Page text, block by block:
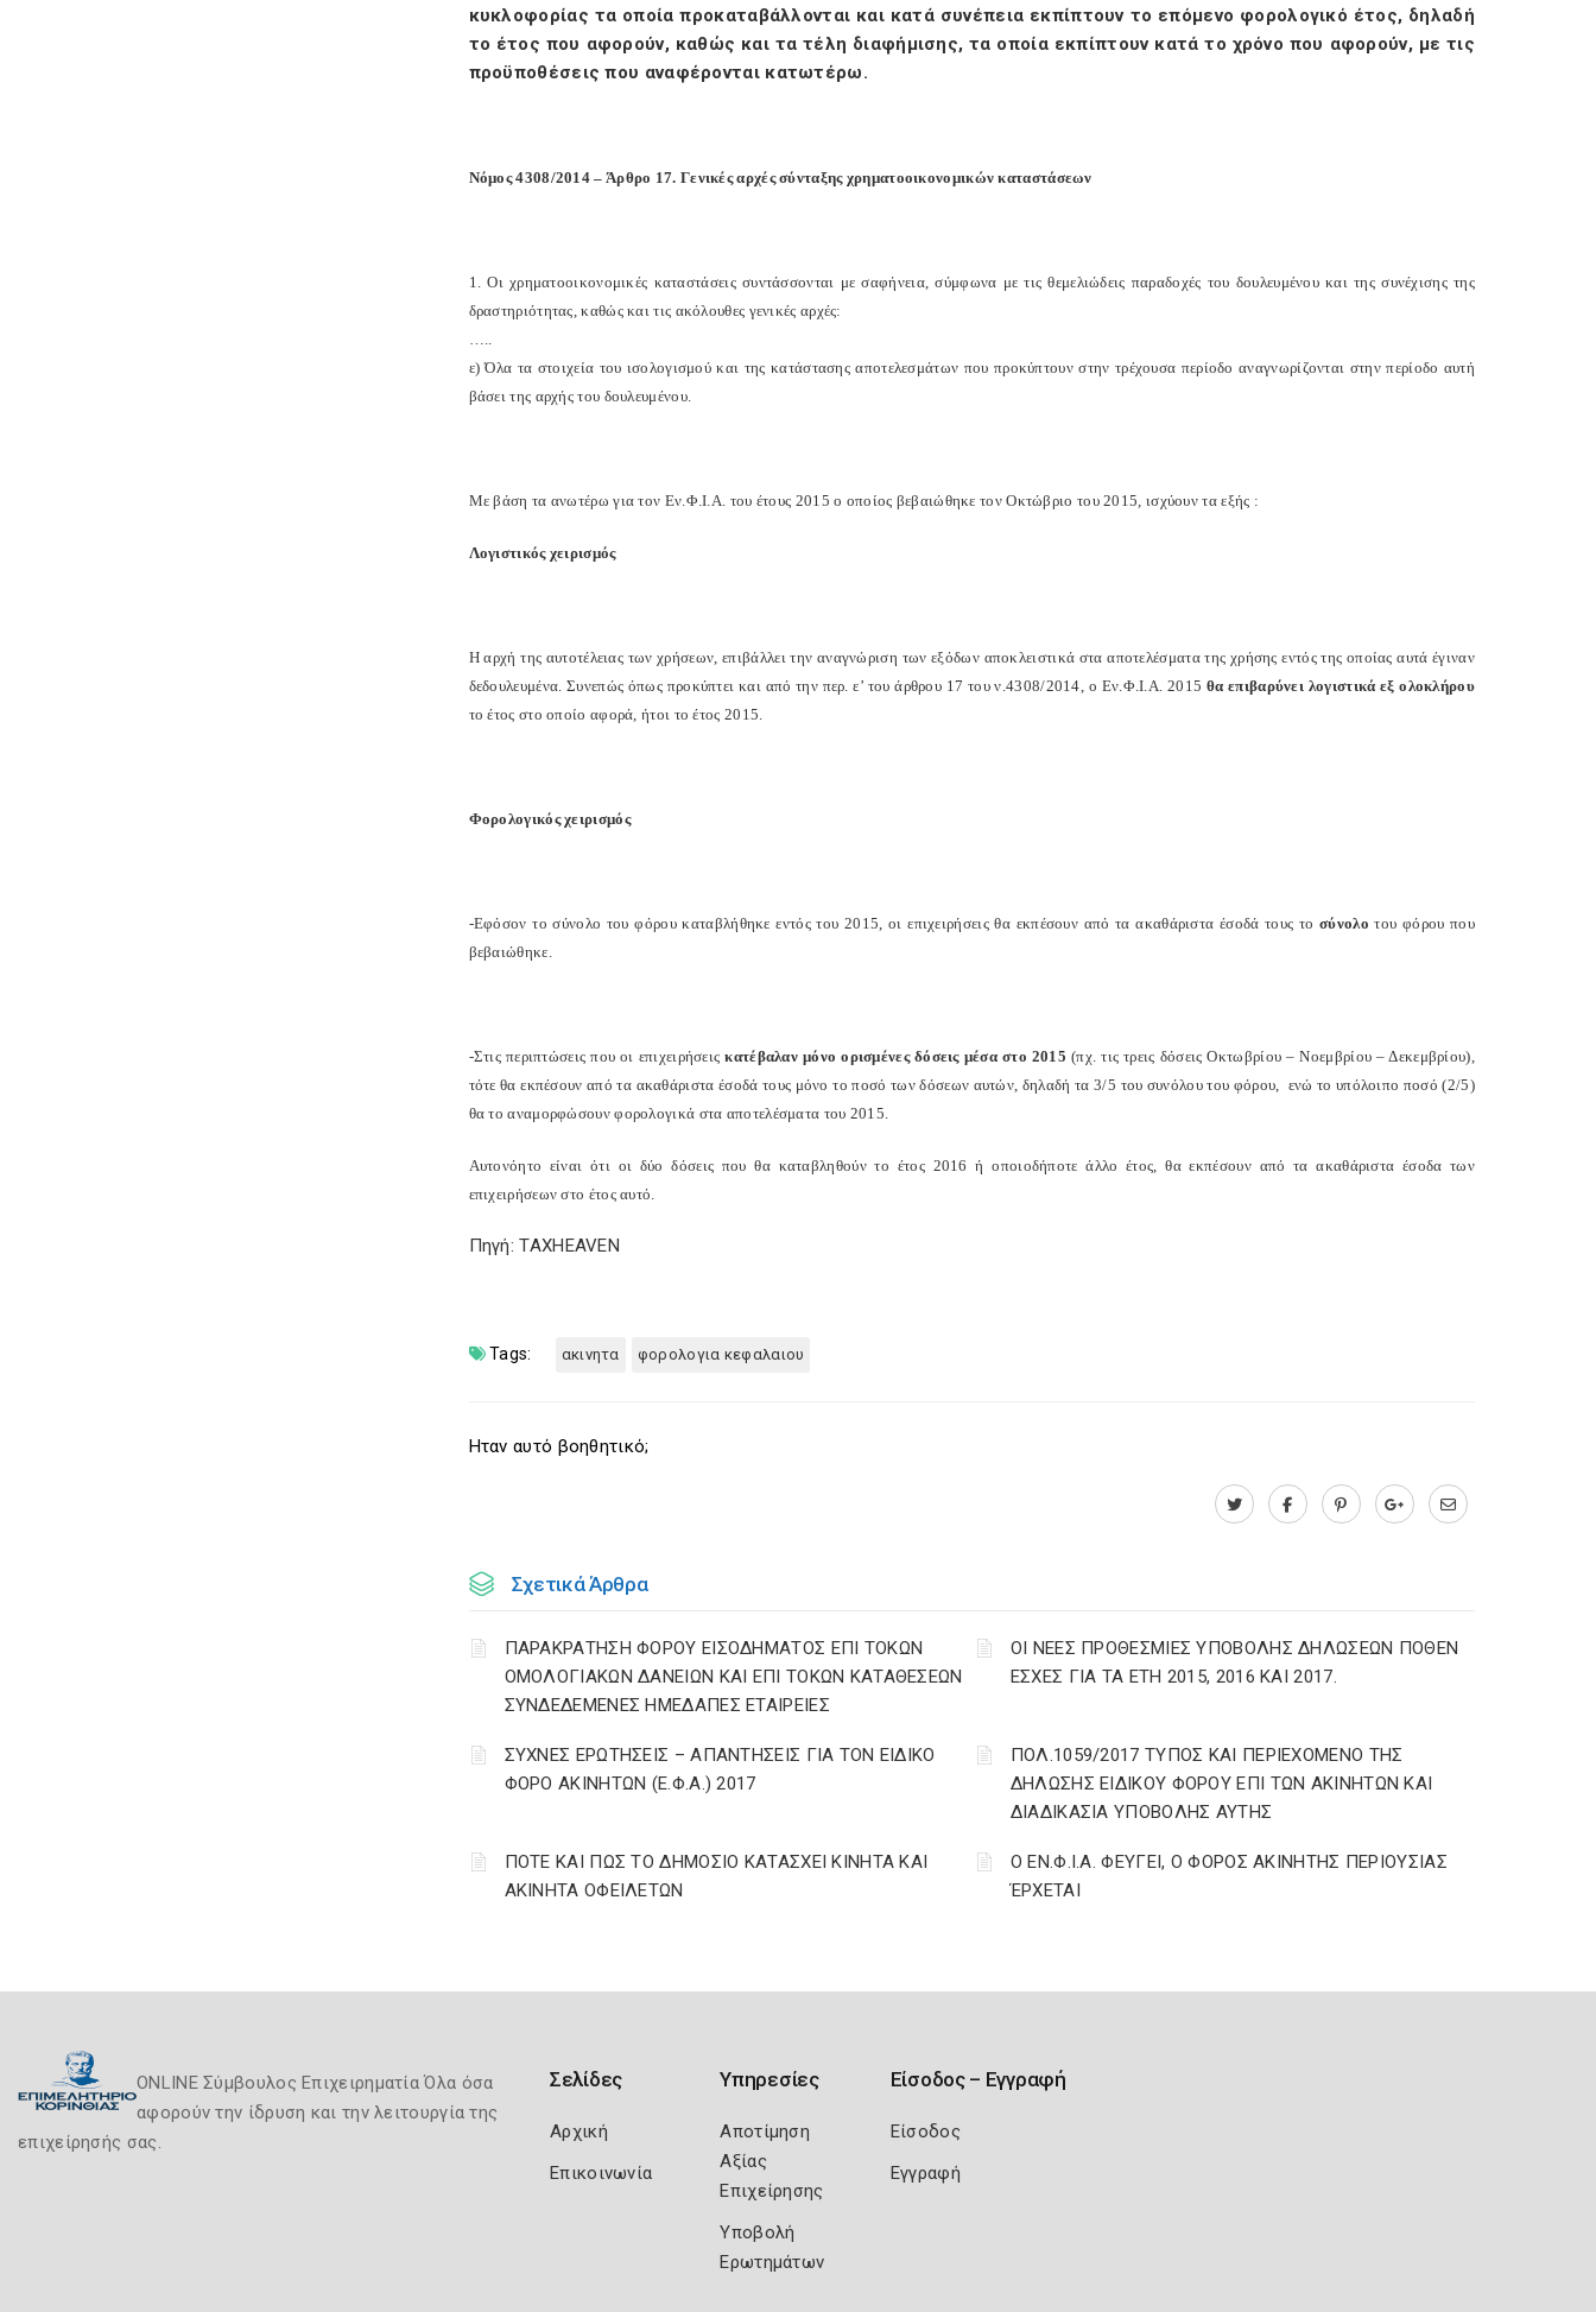
κυκλοφορίας τα οποία προκαταβάλλονται και κατά συνέπεια εκπίπτουν το επόμενο φορολογικό έτος, δηλαδή
το έτος που αφορούν, καθώς και τα τέλη διαφήμισης, τα οποία εκπίπτουν κατά το χρόνο που αφορούν, με τις
προϋποθέσεις που αναφέρονται κατωτέρω.
Νόμος 4308/2014 – Άρθρο 17. Γενικές αρχές σύνταξης χρηματοοικονομικών καταστάσεων
1. Οι χρηματοοικονομικές καταστάσεις συντάσσονται με σαφήνεια, σύμφωνα με τις θεμελιώδεις παραδοχές του δουλευμένου και της συνέχισης της
δραστηριότητας, καθώς και τις ακόλουθες γενικές αρχές:
…..
ε) Όλα τα στοιχεία του ισολογισμού και της κατάστασης αποτελεσμάτων που προκύπτουν στην τρέχουσα περίοδο αναγνωρίζονται στην περίοδο αυτή
βάσει της αρχής του δουλευμένου.
Με βάση τα ανωτέρω για τον Εν.Φ.Ι.Α. του έτους 2015 ο οποίος βεβαιώθηκε τον Οκτώβριο του 2015, ισχύουν τα εξής :
Λογιστικός χειρισμός
Η αρχή της αυτοτέλειας των χρήσεων, επιβάλλει την αναγνώριση των εξόδων αποκλειστικά στα αποτελέσματα της χρήσης εντός της οποίας αυτά έγιναν
δεδουλευμένα. Συνεπώς όπως προκύπτει και από την περ. ε’ του άρθρου 17 του ν.4308/2014, ο Εν.Φ.Ι.Α. 2015 θα επιβαρύνει λογιστικά εξ ολοκλήρου
το έτος στο οποίο αφορά, ήτοι το έτος 2015.
Φορολογικός χειρισμός
-Εφόσον το σύνολο του φόρου καταβλήθηκε εντός του 2015, οι επιχειρήσεις θα εκπέσουν από τα ακαθάριστα έσοδά τους τοσύνολο του φόρου που
βεβαιώθηκε.
-Στις περιπτώσεις που οι επιχειρήσειςκατέβαλαν μόνο ορισμένες δόσεις μέσα στο 2015 (πχ. τις τρεις δόσεις Οκτωβρίου – Νοεμβρίου – Δεκεμβρίου),
τότε θα εκπέσουν από τα ακαθάριστα έσοδά τους μόνο το ποσό των δόσεων αυτών, δηλαδή τα 3/5 του συνόλου του φόρου, ενώ το υπόλοιπο ποσό (2/5)
θα το αναμορφώσουν φορολογικά στα αποτελέσματα του 2015.
Αυτονόητο είναι ότι οι δύο δόσεις που θα καταβληθούν το έτος 2016 ή οποιοδήποτε άλλο έτος, θα εκπέσουν από τα ακαθάριστα έσοδα των
επιχειρήσεων στο έτος αυτό.
Πηγή: TAXHEAVEN
Tags: ακινητα φορολογια κεφαλαιου
Ηταν αυτό βοηθητικό;
Σχετικά Άρθρα
ΠΑΡΑΚΡΑΤΗΣΗ ΦΟΡΟΥ ΕΙΣΟΔΗΜΑΤΟΣ ΕΠΙ ΤΟΚΩΝ
ΟΜΟΛΟΓΙΑΚΩΝ ΔΑΝΕΙΩΝ ΚΑΙ ΕΠΙ ΤΟΚΩΝ ΚΑΤΑΘΕΣΕΩΝ
ΣΥΝΔΕΔΕΜΕΝΕΣ ΗΜΕΔΑΠΕΣ ΕΤΑΙΡΕΙΕΣ
ΟΙ ΝΕΕΣ ΠΡΟΘΕΣΜΙΕΣ ΥΠΟΒΟΛΗΣ ΔΗΛΩΣΕΩΝ ΠΟΘΕΝ
ΕΣΧΕΣ ΓΙΑ ΤΑ ΕΤΗ 2015, 2016 ΚΑΙ 2017.
ΣΥΧΝΕΣ ΕΡΩΤΗΣΕΙΣ – ΑΠΑΝΤΗΣΕΙΣ ΓΙΑ ΤΟΝ ΕΙΔΙΚΟ
ΦΟΡΟ ΑΚΙΝΗΤΩΝ (Ε.Φ.Α.) 2017
ΠΟΛ.1059/2017 ΤΥΠΟΣ ΚΑΙ ΠΕΡΙΕΧΟΜΕΝΟ ΤΗΣ
ΔΗΛΩΣΗΣ ΕΙΔΙΚΟΥ ΦΟΡΟΥ ΕΠΙ ΤΩΝ ΑΚΙΝΗΤΩΝ ΚΑΙ
ΔΙΑΔΙΚΑΣΙΑ ΥΠΟΒΟΛΗΣ ΑΥΤΗΣ
ΠΟΤΕ ΚΑΙ ΠΩΣ ΤΟ ΔΗΜΟΣΙΟ ΚΑΤΑΣΧΕΙ ΚΙΝΗΤΑ ΚΑΙ
ΑΚΙΝΗΤΑ ΟΦΕΙΛΕΤΩΝ
Ο ΕΝ.Φ.Ι.Α. ΦΕΥΓΕΙ, Ο ΦΟΡΟΣ ΑΚΙΝΗΤΗΣ ΠΕΡΙΟΥΣΙΑΣ
ΈΡΧΕΤΑΙ
ONLINE Σύμβουλος Επιχειρηματία Όλα όσα
αφορούν την ίδρυση και την λειτουργία της
επιχείρησής σας.
Σελίδες
Αρχική
Επικοινωνία
Υπηρεσίες
Αποτίμηση
Αξίας
Επιχείρησης
Υποβολή
Ερωτημάτων
Είσοδος – Εγγραφή
Είσοδος
Εγγραφή